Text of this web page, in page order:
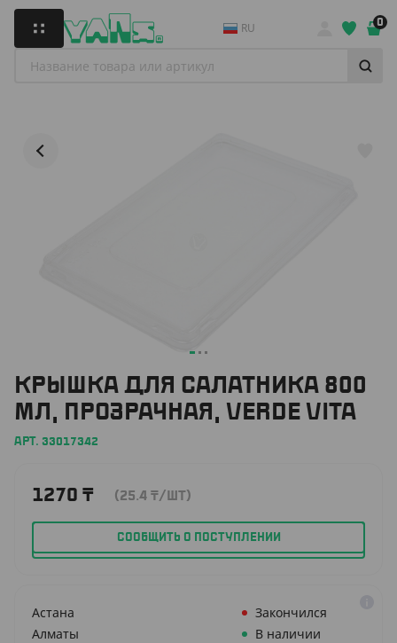
RU 0
КРЫШКА ДЛЯ САЛАТНИКА 800
МЛ, ПРОЗРАЧНАЯ, VERDE VITA
АРТ. 33017342
1270 ₸ (25.4 ₸/ШТ)
СООБЩИТЬ О ПОСТУПЛЕНИИ
Астана
Закончился
Алматы
В наличии